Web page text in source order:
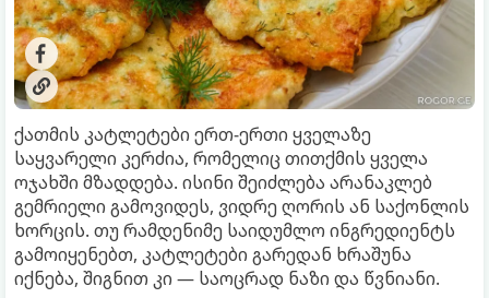
ქათმის კატლეტები ერთ-ერთი ყველაზე
საყვარელი კერძია, რომელიც თითქმის ყველა
ოჯახში მზადდება. ისინი შეიძლება არანაკლებ
გემრიელი გამოვიდეს, ვიდრე ღორის ან საქონლის
ხორცის. თუ რამდენიმე საიდუმლო ინგრედიენტს
გამოიყენებთ, კატლეტები გარედან ხრაშუნა
იქნება, შიგნით კი ― საოცრად ნაზი და წვნიანი.